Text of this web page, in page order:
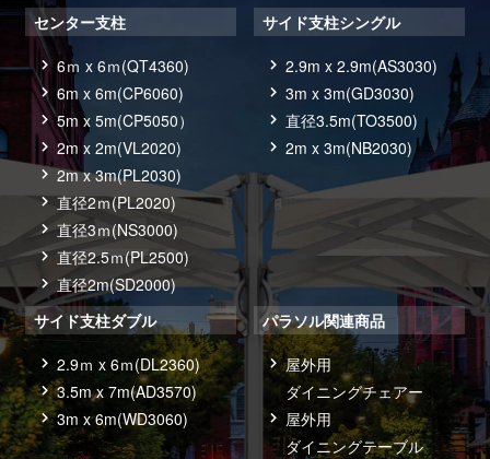
センター支柱
6ｍ x 6ｍ(QT4360)
6m x 6m(CP6060)
5m x 5m(CP5050）
2m x 2m(VL2020)
2m x 3m(PL2030)
直径2ｍ(PL2020)
直径3ｍ(NS3000)
直径2.5ｍ(PL2500)
直径2m(SD2000)
サイド支柱シングル
2.9m x 2.9m(AS3030)
3m x 3m(GD3030)
直径3.5m(TO3500)
2m x 3m(NB2030)
サイド支柱ダブル
2.9ｍ x 6ｍ(DL2360)
3.5m x 7m(AD3570)
3m x 6m(WD3060)
パラソル関連商品
屋外用
ダイニングチェアー
屋外用
ダイニングテーブル